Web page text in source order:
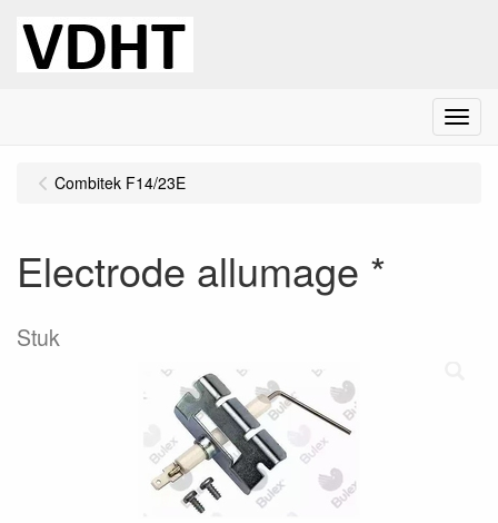
Menu
Combitek F14/23E
Electrode allumage *
Stuk